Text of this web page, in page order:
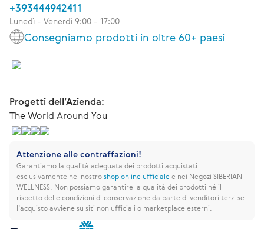
+393444942411
Lunedì - Venerdì 9:00 - 17:00
Consegniamo prodotti in oltre 60+ paesi
Progetti dell’Azienda:
The World Around You
Attenzione alle contraffazioni!
Garantiamo la qualità adeguata dei prodotti acquistati
esclusivamente nel nostroshop online ufficialee nei Negozi SIBERIAN
WELLNESS. Non possiamo garantire la qualità dei prodotti né il
rispetto delle condizioni di conservazione da parte di venditori terzi se
l’acquisto avviene su siti non ufficiali o marketplace esterni.